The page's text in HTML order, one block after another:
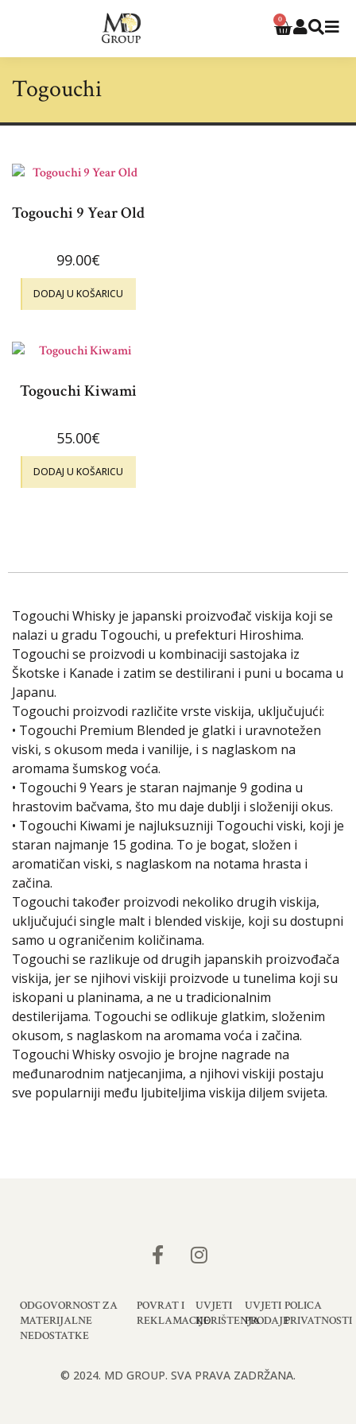
0
Togouchi
Togouchi 9 Year Old
99.00€
DODAJ U KOŠARICU
Togouchi Kiwami
55.00€
DODAJ U KOŠARICU
Togouchi Whisky je japanski proizvođač viskija koji se
nalazi u gradu Togouchi, u prefekturi Hiroshima.
Togouchi se proizvodi u kombinaciji sastojaka iz
Škotske i Kanade i zatim se destilirani i puni u bocama u
Japanu.
Togouchi proizvodi različite vrste viskija, uključujući:
• Togouchi Premium Blended je glatki i uravnotežen
viski, s okusom meda i vanilije, i s naglaskom na
aromama šumskog voća.
• Togouchi 9 Years je staran najmanje 9 godina u
hrastovim bačvama, što mu daje dublji i složeniji okus.
• Togouchi Kiwami je najluksuzniji Togouchi viski, koji je
staran najmanje 15 godina. To je bogat, složen i
aromatičan viski, s naglaskom na notama hrasta i
začina.
Togouchi također proizvodi nekoliko drugih viskija,
uključujući single malt i blended viskije, koji su dostupni
samo u ograničenim količinama.
Togouchi se razlikuje od drugih japanskih proizvođača
viskija, jer se njihovi viskiji proizvode u tunelima koji su
iskopani u planinama, a ne u tradicionalnim
destilerijama. Togouchi se odlikuje glatkim, složenim
okusom, s naglaskom na aromama voća i začina.
Togouchi Whisky osvojio je brojne nagrade na
međunarodnim natjecanjima, a njihovi viskiji postaju
sve popularniji među ljubiteljima viskija diljem svijeta.
ODGOVORNOST ZA
MATERIJALNE
NEDOSTATKE
POVRAT I
REKLAMACIJE
UVJETI
KORIŠTENJA
UVJETI
PRODAJE
POLICA
PRIVATNOSTI
© 2024. MD GROUP. SVA PRAVA ZADRŽANA.